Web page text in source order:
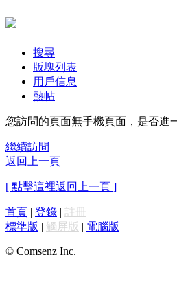
搜尋
版塊列表
用戶信息
熱帖
您訪問的頁面無手機頁面，是否進
繼續訪問
返回上一頁
[ 點擊這裡返回上一頁 ]
首頁 | 登錄 | 註冊
標準版 | 觸屏版 | 電腦版 |
© Comsenz Inc.